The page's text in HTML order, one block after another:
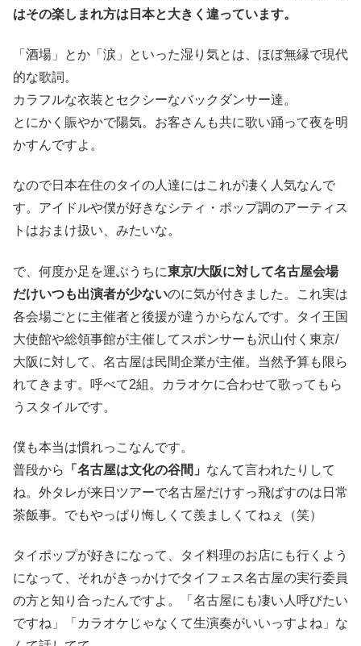
はその楽しまれ方は日本と大きく違っています。
「酒場」とか「涙」といった湿り気とは、ほぼ無縁で現代
的な歌詞。
カラフルな衣装とセクシーなバックダンサー達。
とにかく賑やかで陽気。お客さんも共に歌い踊って夜を明
かすんですよ。
なので日本在住のタイの人達にはこれが凄く人気なんで
す。アイドルや僕が好きなシティ・ポップ調のアーティス
トはおまけ扱い、みたいな。
で、何度か足を運ぶうちに東京/大阪に対して名古屋会場
だけいつも出演者が少ないのに気が付きました。これ実は
各会場ごとに主催者と後援が違うからなんです。タイ王国
大使館や総領事館が主催してスポンサーも沢山付く東京/
大阪に対して、名古屋は民間企業が主催。当然予算も限ら
れてきます。呼べて2組。カラオケに合わせて歌ってもら
うスタイルです。
僕も本当は慣れっこなんです。
普段から
「名古屋は文化の谷間」 なんて言われたりして
ね。外タレが来日ツアーで名古屋だけすっ飛ばすのは日常
茶飯事。でもやっぱり悔しくて羨ましくてねぇ（笑）
タイポップが好きになって、タイ料理のお店にも行くよう
になって、それがきっかけでタイフェス名古屋の実行委員
の方と知り合ったんですよ。「名古屋にも凄い人呼びたい
ですね」「カラオケじゃなくて生演奏がいいっすよね」な